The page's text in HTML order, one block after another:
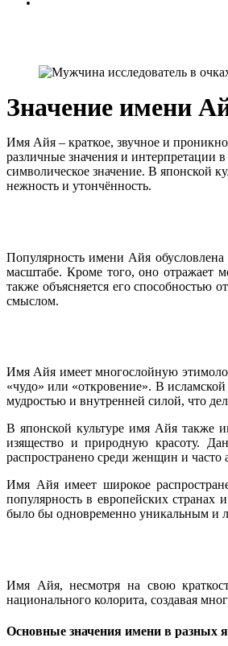
Значение имени
Имя Айя – краткое, звучное и
различные значения и интерпретации
символическое значение. В японской
нежность и утончённость.
Популярность имени Айя обусловлена
масштабе. Кроме того, оно отражает
также объясняется его способностью
смыслом.
Имя Айя имеет многослойную
«чудо» или «откровение». В
мудростью и внутренней силой, что
В японской культуре имя Айя также
изящество и природную красоту.
распространено среди женщин и часто
Имя Айя имеет широкое
популярность в европейских странах
было бы одновременно уникальным и
Имя Айя, несмотря на свою
национального колорита, создавая
Основные значения имени в разных